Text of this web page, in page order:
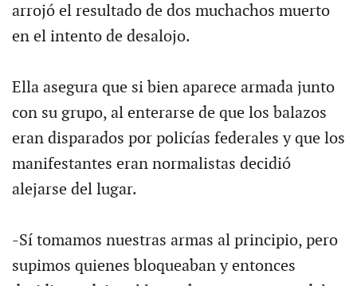
arrojó el resultado de dos muchachos muerto
en el intento de desalojo.
Ella asegura que si bien aparece armada junto
con su grupo, al enterarse de que los balazos
eran disparados por policías federales y que los
manifestantes eran normalistas decidió
alejarse del lugar.
-Sí tomamos nuestras armas al principio, pero
supimos quienes bloqueaban y entonces